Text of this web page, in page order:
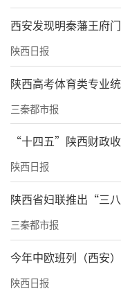
西安发现明秦藩王府
陕西日报
陕西高考体育类专业
三秦都市报
“十四五”陕西财政
陕西日报
陕西省妇联推出“三
三秦都市报
今年中欧班列（西安
陕西日报